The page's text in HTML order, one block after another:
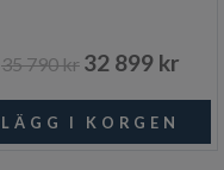
35 790 kr 32 899 kr